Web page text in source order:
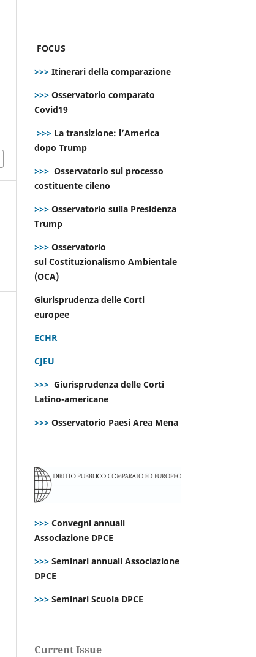
FOCUS
>>> Itinerari della comparazione
>>> Osservatorio comparato
Covid19
>>> La transizione: l’America
dopo Trump
>>> Osservatorio sul processo
costituente cileno
>>> Osservatorio sulla Presidenza
Trump
>>> Osservatorio
sul Costituzionalismo Ambientale
(OCA)
Giurisprudenza delle Corti
europee
ECHR
CJEU
>>> Giurisprudenza delle Corti
Latino-americane
>>> Osservatorio Paesi Area Mena
>>> Convegni annuali
Associazione DPCE
>>> Seminari annuali Associazione
DPCE
>>> Seminari Scuola DPCE
Current Issue